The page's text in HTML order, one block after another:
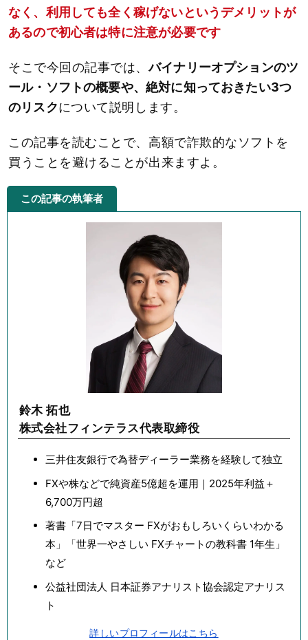
なく、利用しても全く稼げないというデメリットが
あるので初心者は特に注意が必要です
そこで今回の記事では、バイナリーオプションのツ
ール・ソフトの概要や、絶対に知っておきたい3つ
のリスクについて説明します。
この記事を読むことで、高額で詐欺的なソフトを
買うことを避けることが出来ますよ。
この記事の執筆者
鈴木 拓也
株式会社フィンテラス代表取締役
三井住友銀行で為替ディーラー業務を経験して独立
FXや株などで純資産5億超を運用｜2025年利益＋
6,700万円超
著書「7日でマスター FXがおもしろいくらいわかる
本」「世界一やさしい FXチャートの教科書 1年生」
など
公益社団法人 日本証券アナリスト協会認定アナリス
ト
詳しいプロフィールはこちら